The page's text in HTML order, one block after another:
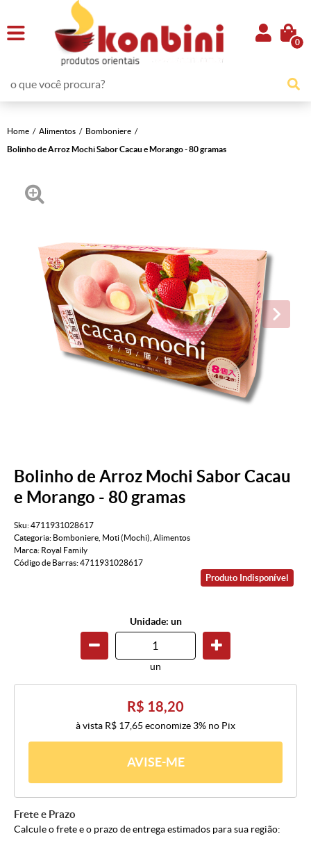
0
Home Alimentos
Bomboniere
Bolinho de Arroz Mochi Sabor Cacau e Morango - 80 gramas
Bolinho de Arroz Mochi Sabor Cacau
e Morango - 80 gramas
Sku:4711931028617
Categoria: Bomboniere Moti (Mochi) Alimentos
Marca: Royal Family
Código de Barras:4711931028617
Produto Indisponível
Unidade: un
un
R$ 18,20
à vista R$ 17,65 economize 3% no Pix
AVISE-ME
Frete e Prazo
Calcule o frete e o prazo de entrega estimados para sua região: